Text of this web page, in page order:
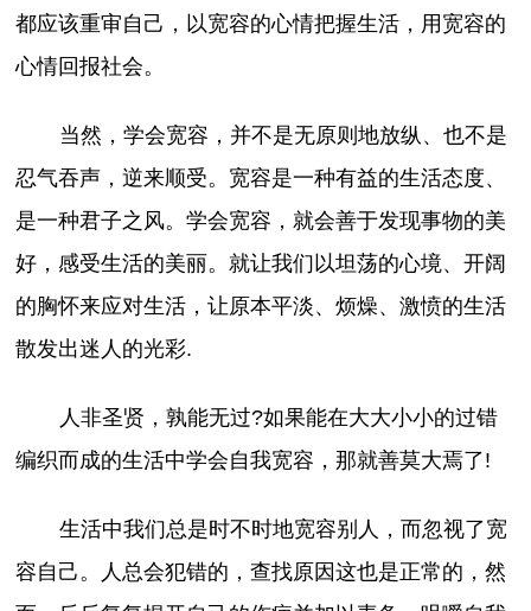
都应该重审自己，以宽容的心情把握生活，用宽容的
心情回报社会。
当然，学会宽容，并不是无原则地放纵、也不是
忍气吞声，逆来顺受。宽容是一种有益的生活态度、
是一种君子之风。学会宽容，就会善于发现事物的美
好，感受生活的美丽。就让我们以坦荡的心境、开阔
的胸怀来应对生活，让原本平淡、烦燥、激愤的生活
散发出迷人的光彩.
人非圣贤，孰能无过?如果能在大大小小的过错
编织而成的生活中学会自我宽容，那就善莫大焉了!
生活中我们总是时不时地宽容别人，而忽视了宽
容自己。人总会犯错的，查找原因这也是正常的，然